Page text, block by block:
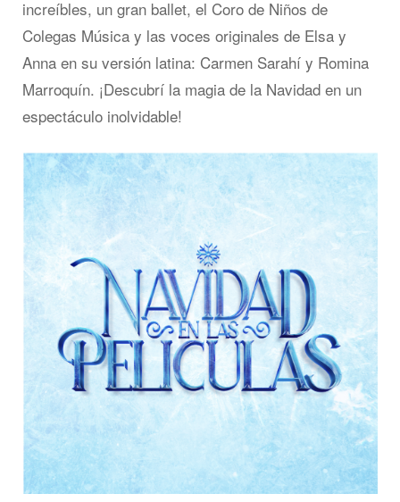
increíbles, un gran ballet, el Coro de Niños de
Colegas Música y las voces originales de Elsa y
Anna en su versión latina: Carmen Sarahí y Romina
Marroquín. ¡Descubrí la magia de la Navidad en un
espectáculo inolvidable!